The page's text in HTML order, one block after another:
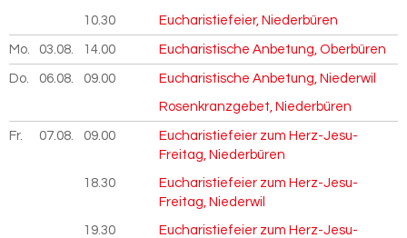
10.30 Eucharistiefeier, Niederbüren
Mo. 03.08. 2026
14.00 Eucharistische Anbetung, Oberbüren
Do. 06.08. 2026
09.00 Eucharistische Anbetung, Niederwil
Rosenkranzgebet, Niederbüren
Fr. 07.08. 2026
09.00
Eucharistiefeier zum Herz-Jesu-
Freitag, Niederbüren
18.30
Eucharistiefeier zum Herz-Jesu-
Freitag, Niederwil
19.30
Eucharistiefeier zum Herz-Jesu-